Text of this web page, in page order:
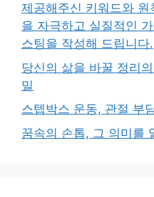
제공해주신 키워드와
을 자극하고 실질적인
스팅을 작성해 드립니다.
당신의 삶을 바꿀 정리
밀
스텝박스 운동, 관절 부
꿈속의 손톱, 그 의미를